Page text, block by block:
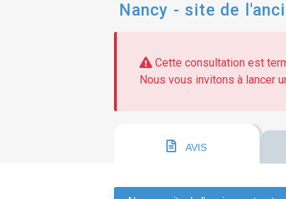
Nancy - site de
Cette consultation est
Nous vous invitons à lancer
AVIS